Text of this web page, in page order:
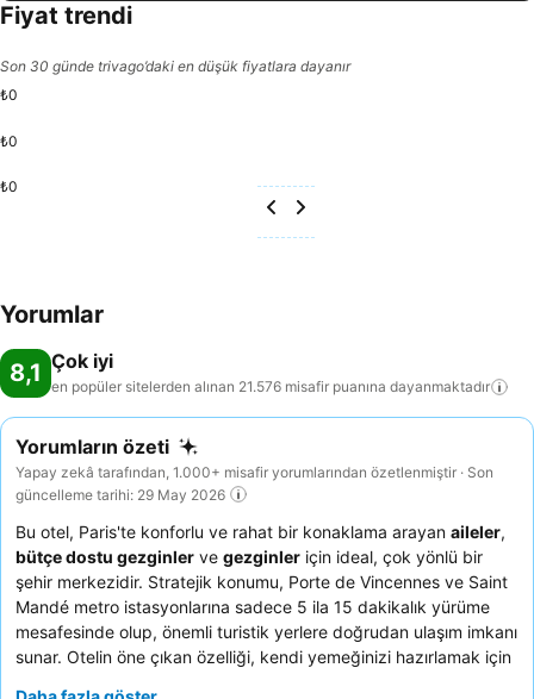
Fiyat trendi
Son 30 günde trivago’daki en düşük fiyatlara dayanır
₺0
₺0
₺0
Yorumlar
8,1 Çok iyi
en popüler sitelerden alınan 21.576 misafir puanına dayanmaktadır
Yorumların özeti
Yapay zekâ tarafından, 1.000+ misafir yorumlarından özetlenmiştir · Son
güncelleme tarihi: 29 May 2026
Bu otel, Paris'te konforlu ve rahat bir konaklama arayan aileler,
bütçe dostu gezginler ve gezginler için ideal, çok yönlü bir
şehir merkezidir. Stratejik konumu, Porte de Vincennes ve Saint
Mandé metro istasyonlarına sadece 5 ila 15 dakikalık yürüme
mesafesinde olup, önemli turistik yerlere doğrudan ulaşım imkanı
sunar. Otelin öne çıkan özelliği, kendi yemeğinizi hazırlamak için